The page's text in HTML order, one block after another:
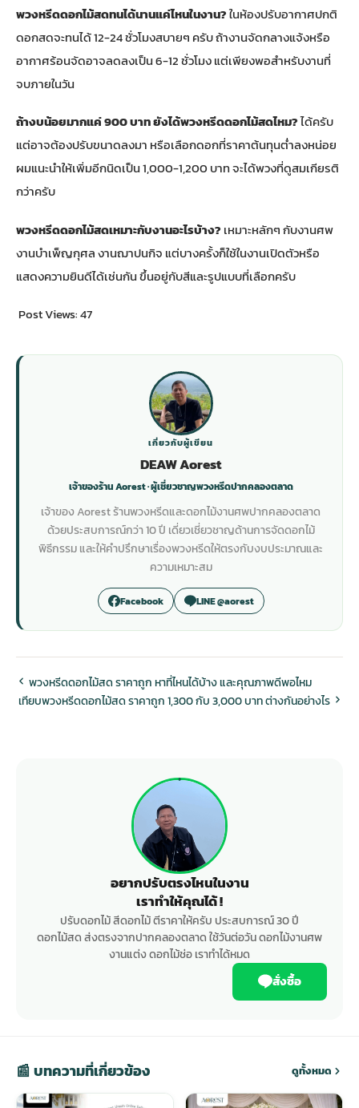
พวงหรีดดอกไม้สดทนได้นานแค่ไหนในงาน?ในห้องปรับอากาศปกติ
ดอกสดจะทนได้ 12-24 ชั่วโมงสบายๆ ครับ ถ้างานจัดกลางแจ้งหรือ
อากาศร้อนจัดอาจลดลงเป็น 6-12 ชั่วโมง แต่เพียงพอสำหรับงานที่
จบภายในวัน
ถ้างบน้อยมากแค่ 900 บาท ยังได้พวงหรีดดอกไม้สดไหม?ได้ครับ
แต่อาจต้องปรับขนาดลงมา หรือเลือกดอกที่ราคาต้นทุนต่ำลงหน่อย
ผมแนะนำให้เพิ่มอีกนิดเป็น 1,000-1,200 บาท จะได้พวงที่ดูสมเกียรติ
กว่าครับ
พวงหรีดดอกไม้สดเหมาะกับงานอะไรบ้าง? เหมาะหลักๆ กับงานศพ
งานบำเพ็ญกุศล งานฌาปนกิจ แต่บางครั้งก็ใช้ในงานเปิดตัวหรือ
แสดงความยินดีได้เช่นกัน ขึ้นอยู่กับสีและรูปแบบที่เลือกครับ
Post Views:47
เกี่ยวกับผู้เขียน
DEAW Aorest
เจ้าของร้าน Aorest · ผู้เชี่ยวชาญพวงหรีดปากคลองตลาด
เจ้าของ Aorest ร้านพวงหรีดและดอกไม้งานศพปากคลองตลาด
ด้วยประสบการณ์กว่า 10 ปี เดี่ยวเชี่ยวชาญด้านการจัดดอกไม้
พิธีกรรม และให้คำปรึกษาเรื่องพวงหรีดให้ตรงกับงบประมาณและ
ความเหมาะสม
Facebook LINE @aorest
พวงหรีดดอกไม้สด ราคาถูก หาที่ไหนได้บ้าง และคุณภาพดีพอไหม
เทียบพวงหรีดดอกไม้สด ราคาถูก 1,300 กับ 3,000 บาท ต่างกันอย่างไร
อยากปรับตรงไหนในงาน
เราทำให้คุณได้ !
ปรับดอกไม้ สีดอกไม้ ตีราคาให้ครับ ประสบการณ์ 30 ปี
ดอกไม้สด ส่งตรงจากปากคลองตลาด ใช้วันต่อวัน ดอกไม้งานศพ
งานแต่ง ดอกไม้ช่อ เราทำได้หมด
สั่งซื้อ
📰 บทความที่เกี่ยวข้อง ดูทั้งหมด